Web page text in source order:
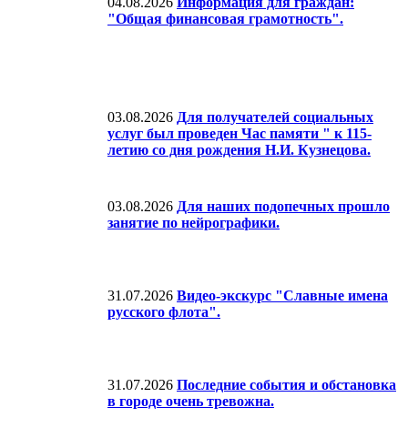
"Общая финансовая грамотность".
03.08.2026 Для получателей социальных
услуг был проведен Час памяти " к 115-
летию со дня рождения Н.И. Кузнецова.
03.08.2026 Для наших подопечных прошло
занятие по нейрографики.
31.07.2026 Видео-экскурс "Славные имена
русского флота".
31.07.2026 Последние события и обстановка
в городе очень тревожна.